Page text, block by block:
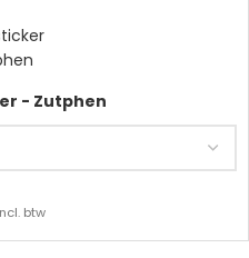
- Zutphen
btw